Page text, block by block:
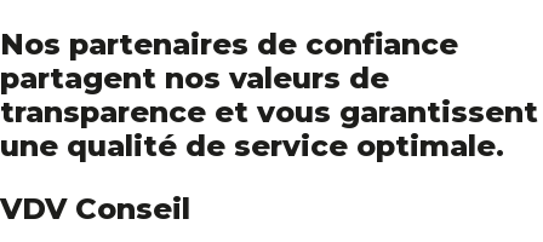
A vendre
A louer
Services
Nos partenaires de confiance
partagent nos valeurs de
transparence et vous garantissent
une qualité de service optimale.
VDV Conseil